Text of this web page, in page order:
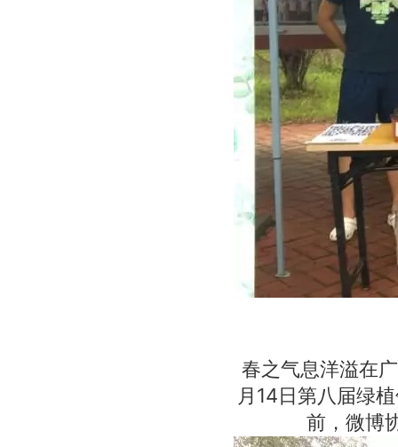
春之气息洋溢在
月14日第八届绿
前，微博